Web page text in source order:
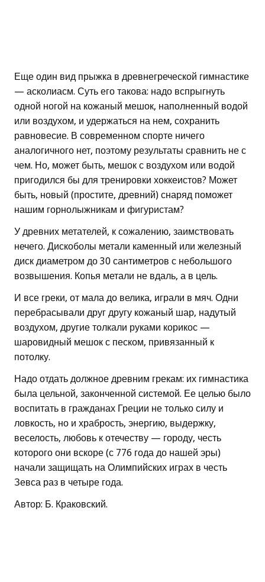
Еще один вид прыжка в древнегреческой гимнастике
— асколиасм. Суть его такова: надо вспрыгнуть
одной ногой на кожаный мешок, наполненный водой
или воздухом, и удержаться на нем, сохранить
равновесие. В современном спорте ничего
аналогичного нет, поэтому результаты сравнить не с
чем. Но, может быть, мешок с воздухом или водой
пригодился бы для тренировки хоккеистов? Может
быть, новый (простите, древний) снаряд поможет
нашим горнолыжникам и фигуристам?
У древних метателей, к сожалению, заимствовать
нечего. Дискоболы метали каменный или железный
диск диаметром до 30 сантиметров с небольшого
возвышения. Копья метали не вдаль, а в цель.
И все греки, от мала до велика, играли в мяч. Одни
перебрасывали друг другу кожаный шар, надутый
воздухом, другие толкали руками корикос —
шаровидный мешок с песком, привязанный к
потолку.
Надо отдать должное древним грекам: их гимнастика
была цельной, законченной системой. Ее целью было
воспитать в гражданах Греции не только силу и
ловкость, но и храбрость, энергию, выдержку,
веселость, любовь к отечеству — городу, честь
которого они вскоре (с 776 года до нашей эры)
начали защищать на Олимпийских играх в честь
Зевса раз в четыре года.
Автор: Б. Краковский.